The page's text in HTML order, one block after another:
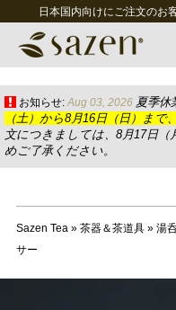
日本国内向けにご注文のお
お知らせ: Aug 03, 2026 夏季
（土）から8月16日（日）まで
文につきましては、8月17日
めご了承ください。
Sazen Tea» 茶器＆茶道具» 湯
サー